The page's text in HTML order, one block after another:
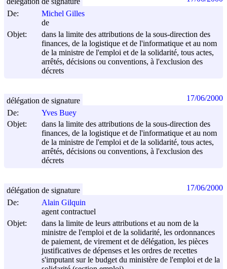
De:
Michel Gilles
de
Objet:
dans la limite des attributions de la sous-direction des
finances, de la logistique et de l'informatique et au nom
de la ministre de l'emploi et de la solidarité, tous actes,
arrêtés, décisions ou conventions, à l'exclusion des
décrets
De:
Yves Buey
Objet:
dans la limite des attributions de la sous-direction des
finances, de la logistique et de l'informatique et au nom
de la ministre de l'emploi et de la solidarité, tous actes,
arrêtés, décisions ou conventions, à l'exclusion des
décrets
délégation de signature 17/06/2000
De:
Alain Gilquin
agent contractuel
Objet:
dans la limite de leurs attributions et au nom de la
ministre de l'emploi et de la solidarité, les ordonnances
de paiement, de virement et de délégation, les pièces
justificatives de dépenses et les ordres de recettes
s'imputant sur le budget du ministère de l'emploi et de la
délégation de signature 17/06/2000